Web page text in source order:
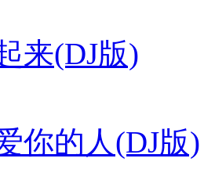
来(DJ版)
你的人(DJ版)